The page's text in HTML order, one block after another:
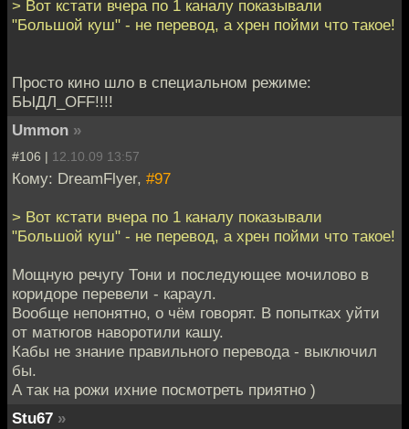
> Вот кстати вчера по 1 каналу показывали
"Большой куш" - не перевод, а хрен пойми что такое!
Просто кино шло в специальном режиме:
БЫДЛ_OFF!!!!
Ummon »
#106 | 12.10.09 13:57
Кому: DreamFlyer, #97
> Вот кстати вчера по 1 каналу показывали
"Большой куш" - не перевод, а хрен пойми что такое!
Мощную речугу Тони и последующее мочилово в
коридоре перевели - караул.
Вообще непонятно, о чём говорят. В попытках уйти
от матюгов наворотили кашу.
Кабы не знание правильного перевода - выключил
бы.
А так на рожи ихние посмотреть приятно )
Stu67 »